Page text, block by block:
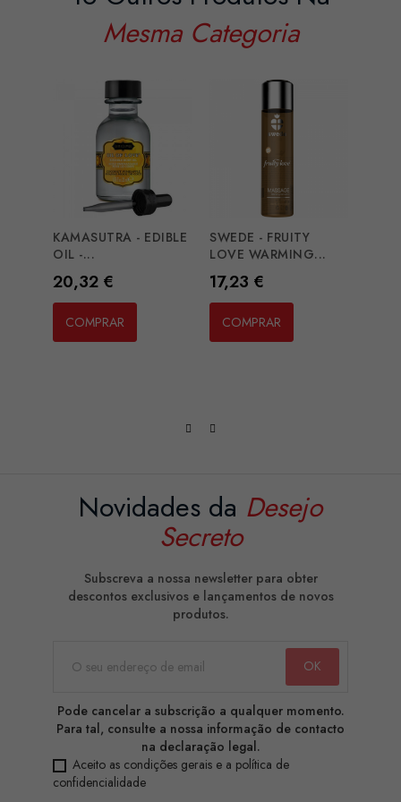
Mesma Categoria
KAMASUTRA - EDIBLE
OIL -...
Preço
20,32 €
COMPRAR
SWEDE - FRUITY
LOVE WARMING...
Preço
17,23 €
COMPRAR
Novidades da Desejo
Secreto
Subscreva a nossa newsletter para obter
descontos exclusivos e lançamentos de novos
produtos.
Pode cancelar a subscrição a qualquer momento.
Para tal, consulte a nossa informação de contacto
na declaração legal.
Aceito as condições gerais e a política de
confidencialidade